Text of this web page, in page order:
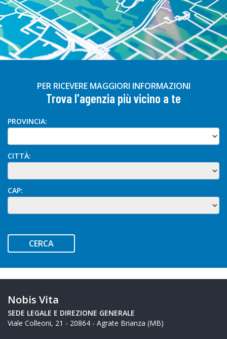
PER RICEVERE MAGGIORI INFORMAZIONI
Trova l'agenzia più vicino a te
PROVINCIA:
CITTÀ:
CAP:
CERCA
Nobis Vita
SEDE LEGALE E DIREZIONE GENERALE
Viale Colleoni, 21 - 20864 - Agrate Brianza (MB)